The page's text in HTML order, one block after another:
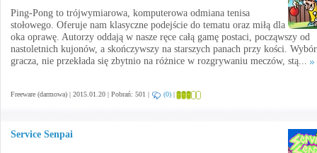
Ping-Pong to trójwymiarowa, komputerowa odmiana tenisa
stołowego. Oferuje nam klasyczne podejście do tematu oraz miłą dla
oka oprawę. Autorzy oddają w nasze ręce całą gamę postaci, począwszy od
nastoletnich kujonów, a skończywszy na starszych panach przy kości. Wybór
gracza, nie przekłada się zbytnio na różnice w rozgrywaniu meczów, stą...
Freeware (darmowa) | 2015.01.20 | Pobrań: 501 | (0) |
Service Senpai